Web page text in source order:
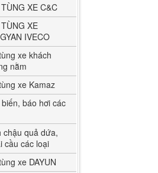
XE C&C
XE
IVECO
xe khách
nằm
xe Kamaz
báo hơi các
chậu quả dứa,
cầu các loại
xe DAYUN